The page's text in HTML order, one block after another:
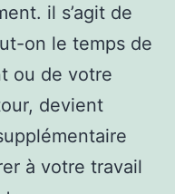
il s’agit de
on le temps de
ou de votre
devient
à votre travail